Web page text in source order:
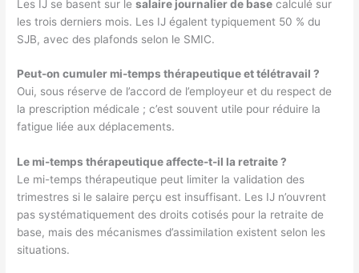
Les IJ se basent sur lesalaire journalier de base calculé sur
les trois derniers mois. Les IJ égalent typiquement 50 % du
SJB, avec des plafonds selon le SMIC.
Peut-on cumuler mi-temps thérapeutique et télétravail ?
Oui, sous réserve de l’accord de l’employeur et du respect de
la prescription médicale ; c’est souvent utile pour réduire la
fatigue liée aux déplacements.
Le mi-temps thérapeutique affecte-t-il la retraite ?
Le mi-temps thérapeutique peut limiter la validation des
trimestres si le salaire perçu est insuffisant. Les IJ n’ouvrent
pas systématiquement des droits cotisés pour la retraite de
base, mais des mécanismes d’assimilation existent selon les
situations.